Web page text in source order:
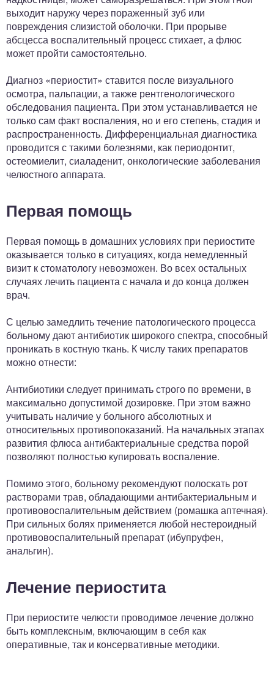
выходит наружу через пораженный зуб или
повреждения слизистой оболочки. При прорыве
абсцесса воспалительный процесс стихает, а флюс
может пройти самостоятельно.
Диагноз «периостит» ставится после визуального
осмотра, пальпации, а также рентгенологического
обследования пациента. При этом устанавливается не
только сам факт воспаления, но и его степень, стадия и
распространенность. Дифференциальная диагностика
проводится с такими болезнями, как периодонтит,
остеомиелит, сиаладенит, онкологические заболевания
челюстного аппарата.
Первая помощь
Первая помощь в домашних условиях при периостите
оказывается только в ситуациях, когда немедленный
визит к стоматологу невозможен. Во всех остальных
случаях лечить пациента с начала и до конца должен
врач.
С целью замедлить течение патологического процесса
больному дают антибиотик широкого спектра, способный
проникать в костную ткань. К числу таких препаратов
можно отнести:
Антибиотики следует принимать строго по времени, в
максимально допустимой дозировке. При этом важно
учитывать наличие у больного абсолютных и
относительных противопоказаний. На начальных этапах
развития флюса антибактериальные средства порой
позволяют полностью купировать воспаление.
Помимо этого, больному рекомендуют полоскать рот
растворами трав, обладающими антибактериальным и
противовоспалительным действием (ромашка аптечная).
При сильных болях применяется любой нестероидный
противовоспалительный препарат (ибупруфен,
анальгин).
Лечение периостита
При периостите челюсти проводимое лечение должно
быть комплексным, включающим в себя как
оперативные, так и консервативные методики.